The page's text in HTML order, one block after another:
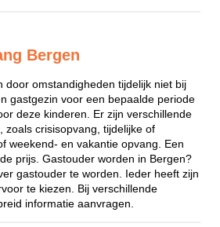
Bergen
door omstandigheden tijdelijk niet bij
gastgezin voor een bepaalde periode
deze kinderen. Er zijn verschillende
zoals crisisopvang, tijdelijke of
weekend- en vakantie opvang. Een
prijs. Gastouder worden in Bergen?
gastouder te worden. Ieder heeft zijn
te kiezen. Bij verschillende
informatie aanvragen.